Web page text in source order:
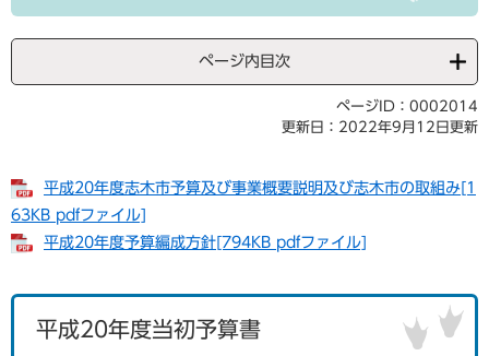
ページ内目次
ページID：0002014
更新日：2022年9月12日更新
平成20年度志木市予算及び事業概要説明及び志木市の取組み[1
63KB pdfファイル]
平成20年度予算編成方針[794KB pdfファイル]
平成20年度当初予算書